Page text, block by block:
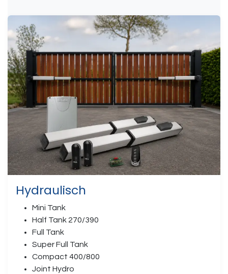
Hydraulisch
Mini Tank
Half Tank 270/390
Full Tank
Super Full Tank
Compact 400/800
Joint Hydro